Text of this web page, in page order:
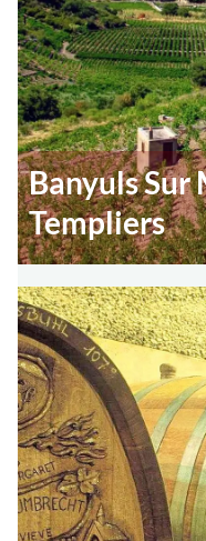
Banyuls Sur
Templiers